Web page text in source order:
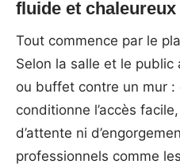
fluide et chaleureux
Tout commence par le
Selon la salle et le
ou buffet contre un mur :
conditionne l’accès
d’attente ni
professionnels comme